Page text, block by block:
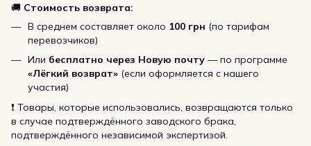
🚚 Стоимость возврата:
В среднем составляет около 100 грн (по тарифам
перевозчиков)
Или бесплатно через Новую почту — по программе
«Лёгкий возврат» (если оформляется с нашего
участия)
❗ Товары, которые использовались, возвращаются только
в случае подтверждённого заводского брака,
подтверждённого независимой экспертизой.